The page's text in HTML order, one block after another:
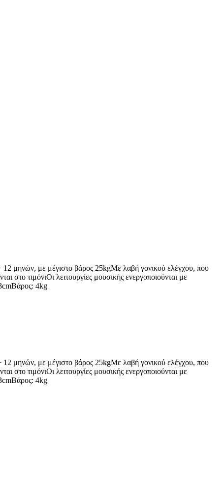
12 μηνών, με μέγιστο βάρος 25kgΜε λαβή γονικού ελέγχου, που
στο τιμόνιΟι λειτουργίες μουσικής ενεργοποιούνται με
4kg
12 μηνών, με μέγιστο βάρος 25kgΜε λαβή γονικού ελέγχου, που
στο τιμόνιΟι λειτουργίες μουσικής ενεργοποιούνται με
4kg